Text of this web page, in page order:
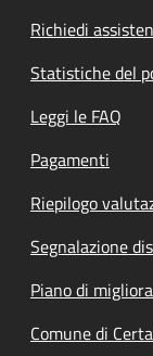
Richiedi
Statistiche del
Leggi le FAQ
Pagamenti
Riepilogo
Segnalazione
Piano di
Comune di